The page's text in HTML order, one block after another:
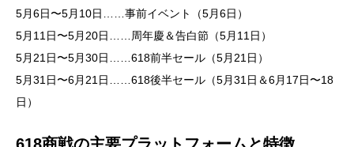
5月6日〜5月10日……事前イベント（5月6日）
5月11日〜5月20日……周年慶＆告白節（5月11日）
5月21日〜5月30日……618前半セール（5月21日）
5月31日〜6月21日……618後半セール（5月31日＆6月17日〜18
日）
618商戦の主要プラットフォームと特徴